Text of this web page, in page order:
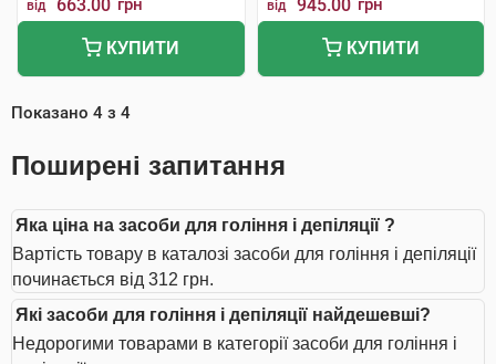
від 663.00 грн
КУПИТИ
від 945.00 грн
КУПИТИ
Показано 4 з 4
Поширені запитання
Яка ціна на засоби для гоління і депіляції ?
Вартість товару в каталозі засоби для гоління і депіляції
починається від 312 грн.
Які засоби для гоління і депіляції найдешевші?
Недорогими товарами в категорії засоби для гоління і